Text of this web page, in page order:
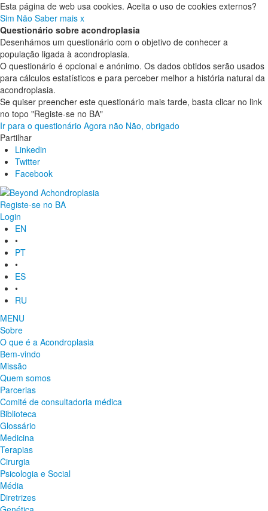
Esta página de web usa cookies. Aceita o uso de cookies externos?
Sim Não Saber mais x
Questionário sobre acondroplasia
Desenhámos um questionário com o objetivo de conhecer a
população ligada à acondroplasia.
O questionário é opcional e anónimo. Os dados obtidos serão usados
para cálculos estatísticos e para perceber melhor a história natural da
acondroplasia.
Se quiser preencher este questionário mais tarde, basta clicar no link
no topo "Registe-se no BA"
Ir para o questionário Agora não Não, obrigado
Partilhar
Linkedin
Twitter
Facebook
Registe-se no BA
Login
EN
•
PT
•
ES
•
RU
MENU
Sobre
O que é a Acondroplasia
Bem-vindo
Missão
Quem somos
Parcerias
Comité de consultadoria médica
Biblioteca
Glossário
Medicina
Terapias
Cirurgia
Psicologia e Social
Média
Diretrizes